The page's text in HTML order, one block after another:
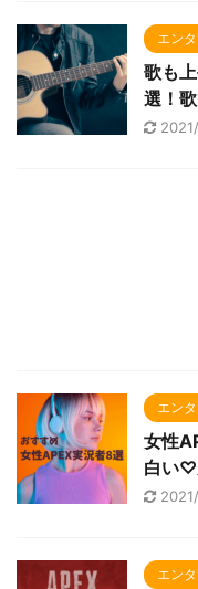
エンタ
歌も
選！
エンタ
女性
白い♡
エンタ